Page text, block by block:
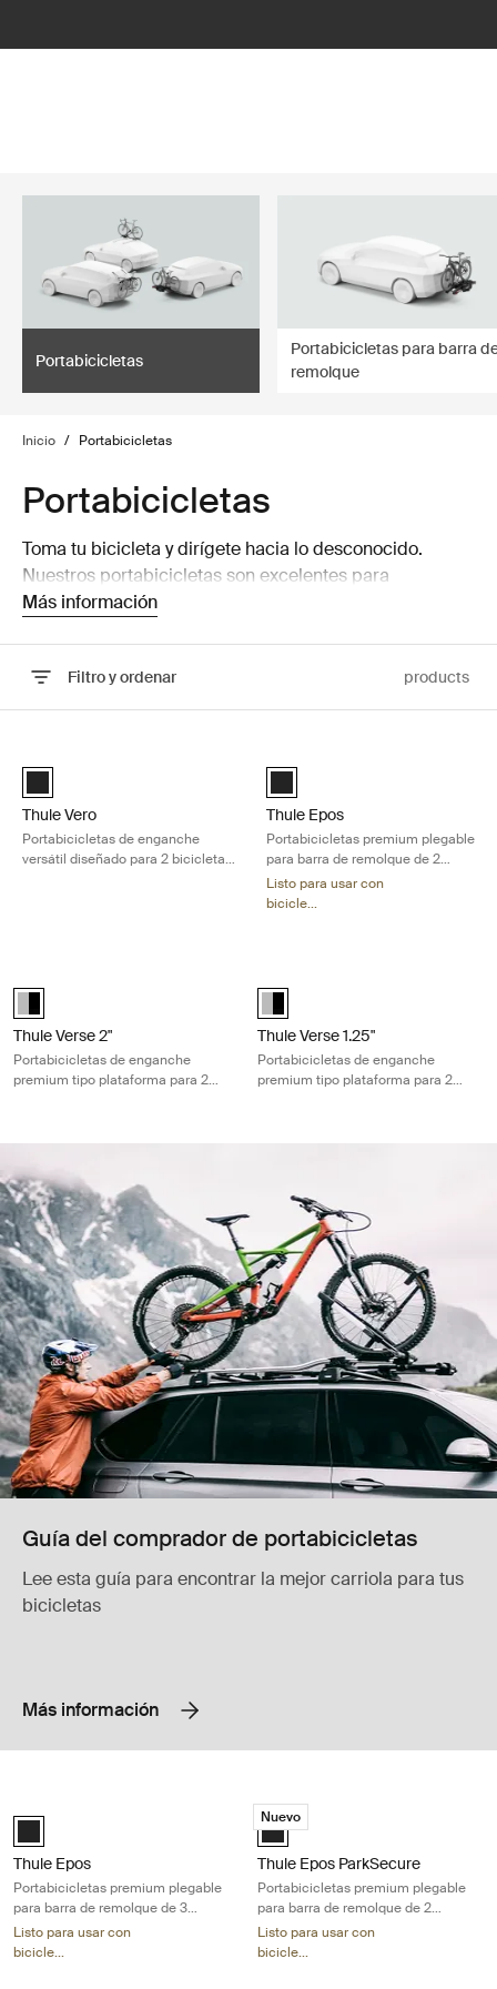
Portabicicletas
Portabicicletas para barra
remolque
Inicio / Portabicicletas
Portabicicletas
Toma tu bicicleta y dirígete hacia lo desconocido.
Nuestros portabicicletas son excelentes para
transportar todo tipo de bicicletas y bicicletas
Más información
Filtro y ordenar products
Thule Vero Negro (selected)
Thule Vero
Portabicicletas de enganche
versátil diseñado para 2 bicicletas
Black (selected)
Thule Epos
Portabicicletas premium plegable
para barra de remolque de 2
bicicletas, diseñado para
adaptarse a todo tipo de bicicletas
Listo para usar con
bicicle...
Alu-Black (selected)
Thule Verse 2"
Portabicicletas de enganche
premium tipo plataforma para 2
Alu-Black (selected)
Thule Verse 1.25"
Portabicicletas de enganche
premium tipo plataforma para 2
Guía del comprador de portabicicletas
Lee esta guía para encontrar la mejor carriola para tus
bicicletas
Más información
Thule Epos Portabicicletas premium plegable para barra de
Black (selected)
Thule Epos
Portabicicletas premium plegable
para barra de remolque de 3
bicicletas, diseñado para
adaptarse a todo tipo de bicicletas
Listo para usar con
bicicle...
Thule Epos ParkSecure
Nuevo
Black (selected)
Thule Epos ParkSecure
Portabicicletas premium plegable
para barra de remolque de 2
bicicletas con sensores de
estacionamiento
Listo para usar con
bicicle...